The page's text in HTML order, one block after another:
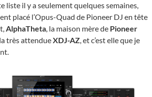
liste il y a seulement quelques semaines,
placé l’Opus-Quad de Pioneer DJ en tête
AlphaTheta, la maison mère de Pioneer
très attendueXDJ-AZ, et c’est elle que je